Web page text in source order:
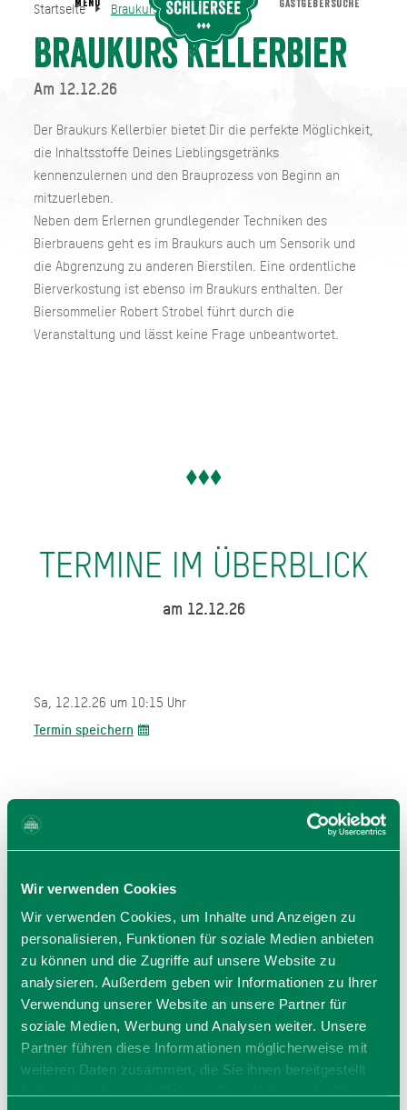
Wir verwenden Cookies
Wir verwenden Cookies, um Inhalte und Anzeigen zu
personalisieren, Funktionen für soziale Medien anbieten
zu können und die Zugriffe auf unsere Website zu
analysieren. Außerdem geben wir Informationen zu Ihrer
Verwendung unserer Website an unsere Partner für
soziale Medien, Werbung und Analysen weiter. Unsere
Partner führen diese Informationen möglicherweise mit
weiteren Daten zusammen, die Sie ihnen bereitgestellt
Startseite Braukurs Kellerbier
Braukurs Kellerbier
Am 12.12.26
Der Braukurs Kellerbier bietet Dir die perfekte Möglichkeit,
die Inhaltsstoffe Deines Lieblingsgetränks
kennenzulernen und den Brauprozess von Beginn an
mitzuerleben.
Neben dem Erlernen grundlegender Techniken des
Bierbrauens geht es im Braukurs auch um Sensorik und
die Abgrenzung zu anderen Bierstilen. Eine ordentliche
Bierverkostung ist ebenso im Braukurs enthalten. Der
Biersommelier Robert Strobel führt durch die
Veranstaltung und lässt keine Frage unbeantwortet.
TERMINE IM ÜBERBLICK
am 12.12.26
Sa, 12.12.26 um 10:15 Uhr
Termin speichern
Preise
Preis: 79,00 €
Anmeldung erforderlich unter: www.bierladen-
schliersee.de/braukurse
Veranstalter
Schlierseer Kindl Bier
Startseite Braukurs Kellerbier
MENU GASTGEBERSUCHE